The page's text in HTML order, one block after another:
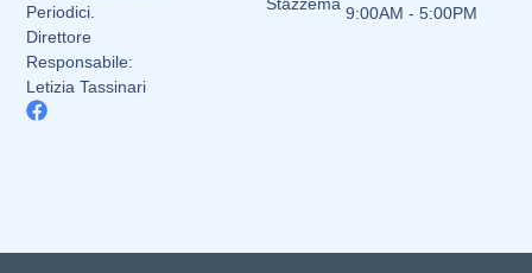
Periodici.
Direttore
Responsabile:
Letizia Tassinari
9:00AM - 5:00PM